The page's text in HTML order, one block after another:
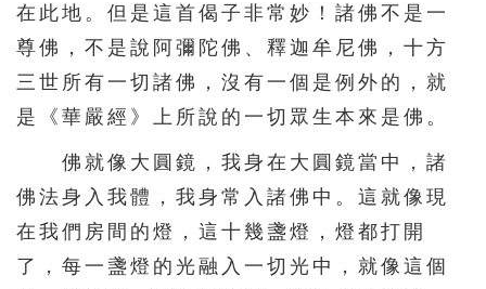
在此地。但是這首偈子非常妙！諸佛不是一
尊佛，不是說阿彌陀佛、釋迦牟尼佛，十方
三世所有一切諸佛，沒有一個是例外的，就
是《華嚴經》上所說的一切眾生本來是佛。
佛就像大圓鏡，我身在大圓鏡當中，諸
佛法身入我體，我身常入諸佛中。這就像現
在我們房間的燈，這十幾盞燈，燈都打開
了，每一盞燈的光融入一切光中，就像這個